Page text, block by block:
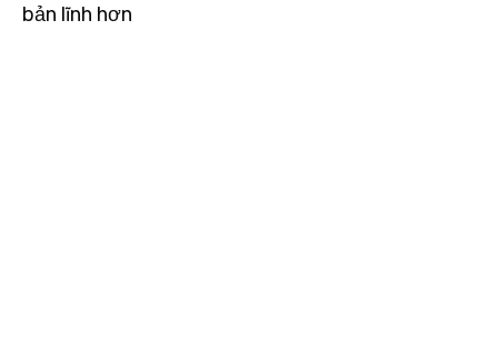
bản lĩnh hơn